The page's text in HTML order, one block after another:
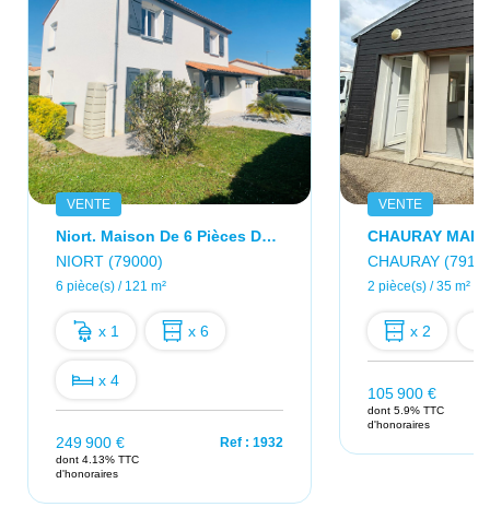
VENTE
Niort. Maison De 6 Pièces De 121m².
NIORT (79000)
6 pièce(s) / 121 m²
x 1 x 6
x 4
249 900 €
dont 4.13% TTC
d'honoraires
Ref : 1932
VENTE
CHAURAY
2 pièce(s) / 35 m²
x 2
105 900 €
dont 5.9% TTC
d'honoraires